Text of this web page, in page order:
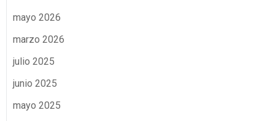
mayo 2026
marzo 2026
julio 2025
junio 2025
mayo 2025